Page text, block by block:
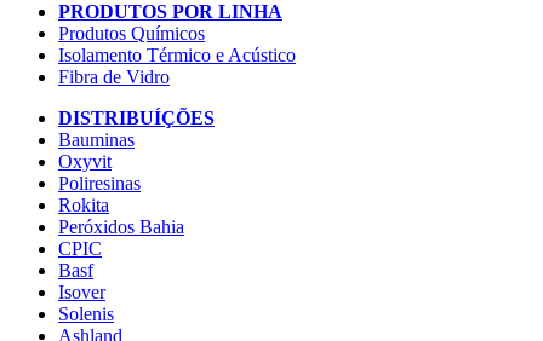
PRODUTOS POR LINHA
Produtos Químicos
Isolamento Térmico e Acústico
Fibra de Vidro
DISTRIBUÍÇÕES
Bauminas
Oxyvit
Poliresinas
Rokita
Peróxidos Bahia
CPIC
Basf
Isover
Solenis
Ashland